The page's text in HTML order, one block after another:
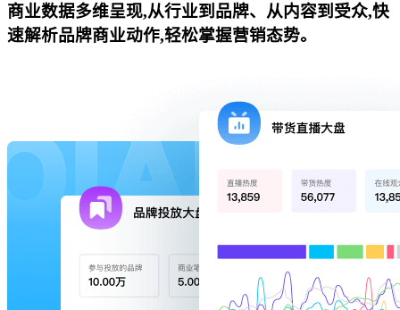
商业数据多维呈现,从行业到品牌、从内容到受众,快
速解析品牌商业动作,轻松掌握营销态势。